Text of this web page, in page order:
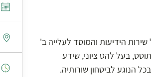
הידיעות והמוסד לעלייה ב'
בעל להט ציוני, שידע
הנוגע לביטחון שורותיה.